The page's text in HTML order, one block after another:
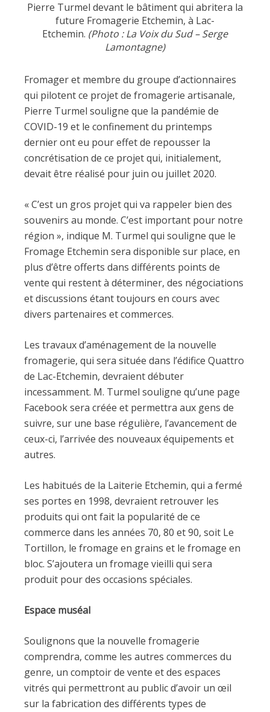
Pierre Turmel devant le bâtiment qui abritera la
future Fromagerie Etchemin, à Lac-
Etchemin. (Photo : La Voix du Sud – Serge
Lamontagne)
Fromager et membre du groupe d’actionnaires
qui pilotent ce projet de fromagerie artisanale,
Pierre Turmel souligne que la pandémie de
COVID-19 et le confinement du printemps
dernier ont eu pour effet de repousser la
concrétisation de ce projet qui, initialement,
devait être réalisé pour juin ou juillet 2020.
« C’est un gros projet qui va rappeler bien des
souvenirs au monde. C’est important pour notre
région », indique M. Turmel qui souligne que le
Fromage Etchemin sera disponible sur place, en
plus d’être offerts dans différents points de
vente qui restent à déterminer, des négociations
et discussions étant toujours en cours avec
divers partenaires et commerces.
Les travaux d’aménagement de la nouvelle
fromagerie, qui sera située dans l’édifice Quattro
de Lac-Etchemin, devraient débuter
incessamment. M. Turmel souligne qu’une page
Facebook sera créée et permettra aux gens de
suivre, sur une base régulière, l’avancement de
ceux-ci, l’arrivée des nouveaux équipements et
autres.
Les habitués de la Laiterie Etchemin, qui a fermé
ses portes en 1998, devraient retrouver les
produits qui ont fait la popularité de ce
commerce dans les années 70, 80 et 90, soit Le
Tortillon, le fromage en grains et le fromage en
bloc. S’ajoutera un fromage vieilli qui sera
produit pour des occasions spéciales.
Espace muséal
Soulignons que la nouvelle fromagerie
comprendra, comme les autres commerces du
genre, un comptoir de vente et des espaces
vitrés qui permettront au public d’avoir un œil
sur la fabrication des différents types de